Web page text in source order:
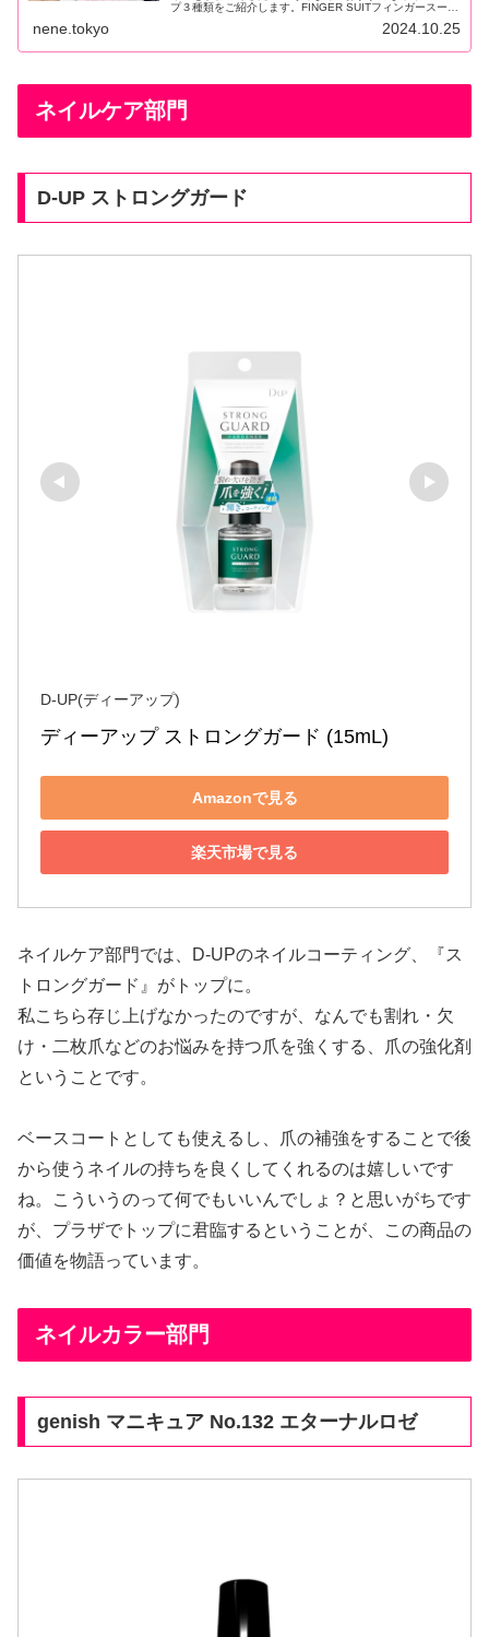
プ３種類をご紹介します。FINGER SUITフィンガースー
nene.tokyo 2024.10.25
ネイルケア部門
D-UP ストロングガード
D-UP(ディーアップ)
ディーアップ ストロングガード (15mL)
Amazonで見る
楽天市場で見る
ネイルケア部門では、D-UPのネイルコーティング、『ス
トロングガード』がトップに。
私こちら存じ上げなかったのですが、なんでも割れ・欠
け・二枚爪などのお悩みを持つ爪を強くする、爪の強化剤
ということです。
ベースコートとしても使えるし、爪の補強をすることで後
から使うネイルの持ちを良くしてくれるのは嬉しいです
ね。こういうのって何でもいいんでしょ？と思いがちです
が、プラザでトップに君臨するということが、この商品の
価値を物語っています。
ネイルカラー部門
genish マニキュア No.132 エターナルロゼ